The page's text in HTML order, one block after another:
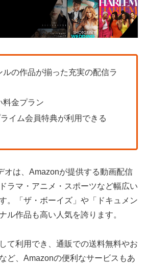
ルの作品が揃った充実の配信ラ
料金プラン
イム会員特典が利用できる
オは、Amazonが提供する動画配信
ラマ・アニメ・スポーツなど幅広い
。「ザ・ボーイズ」や「ドキュメン
ル作品も高い人気を誇ります。
て利用でき、通販での送料無料やお
ど、Amazonの便利なサービスもあ